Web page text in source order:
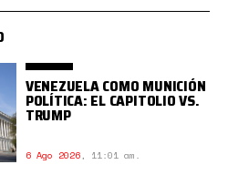
VENEZUELA COMO MUNICIÓN
POLÍTICA: EL CAPITOLIO VS.
TRUMP
6 Ago 2026, 11:01 am.